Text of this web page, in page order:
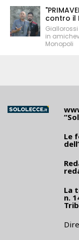
contro il
in
Monopoli
Le
La
n.